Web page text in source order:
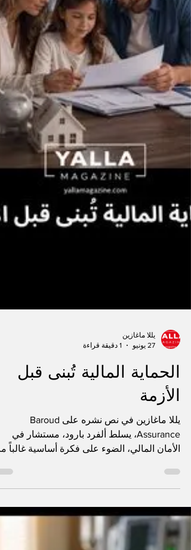
يللا ماغازين
الحماية المالية تُبنى قبل
الأزمة
الأمان المالي، الضوء على فكرة أساسية غالباً
تُهمل: قيمة الحماية المالية لا تظهر فعلياً إلا
تكون موجودة قبل وقوع الأزمة. يقوم جوهر